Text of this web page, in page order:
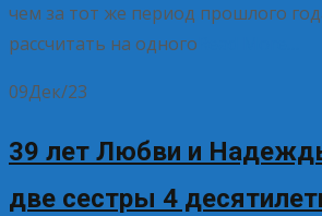
чем за тот же период прошлого
рассчитать на одного
09Дек/23
39 лет Любви и
две сестры 4